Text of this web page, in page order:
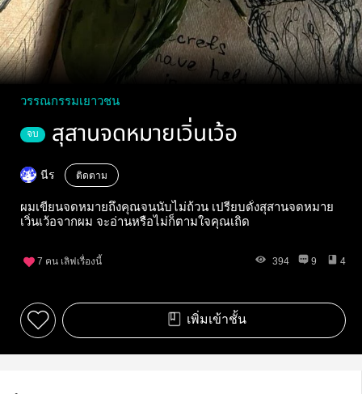
วรรณกรรมเยาวชน
จบ สุสานจดหมายเวิ่นเว้อ
นีร ติดตาม
ผมเขียนจดหมายถึงคุณจนนับไม่ถ้วน เปรียบดั่งสุสานจดหมาย
เวิ่นเว้อจากผม จะอ่านหรือไม่ก็ตามใจคุณเถิด
7 คน เลิฟเรื่องนี้ 394 9 4
เพิ่มเข้าชั้น